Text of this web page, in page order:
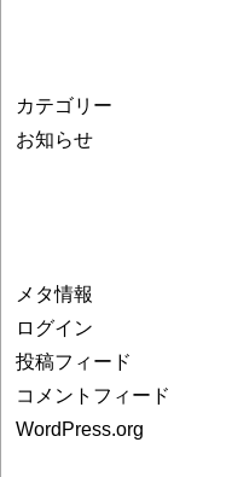
カテゴリー
お知らせ
メタ情報
ログイン
投稿フィード
コメントフィード
WordPress.org